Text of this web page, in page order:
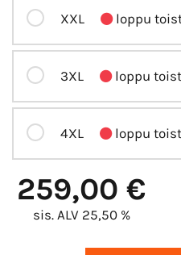
XXL loppu
3XL loppu
4XL loppu
259,00 €
sis. ALV 25,50 %